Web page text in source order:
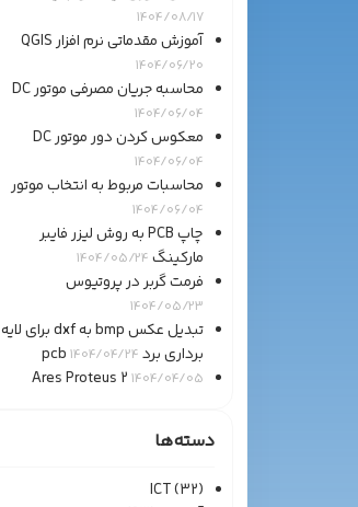
1404/08/17
آموزش مقدماتی نرم افزار QGIS
1404/06/20
محاسبه جریان مصرفی موتور DC
1404/06/04
معکوس کردن دور موتور DC
1404/06/04
محاسبات مربوط به انتخاب موتور
1404/06/04
چاپ PCB به روش لیزر فایبر
مارکینگ 1404/05/24
فرمت گربر در پروتیوس
1404/05/23
تبدیل عکس bmp به dxf برای لایه
برداری برد pcb 1404/04/24
Ares Proteus 2 1404/04/05
دسته‌ها
ICT(32)